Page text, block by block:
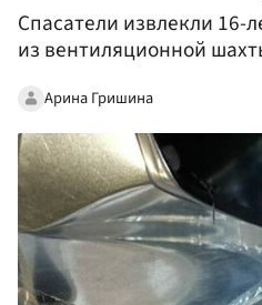
Спасатели извлекли 16-
из вентиляционной
Арина Гришина